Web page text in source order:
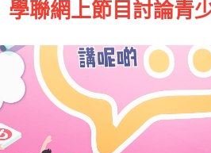
學聯網上節目討論青